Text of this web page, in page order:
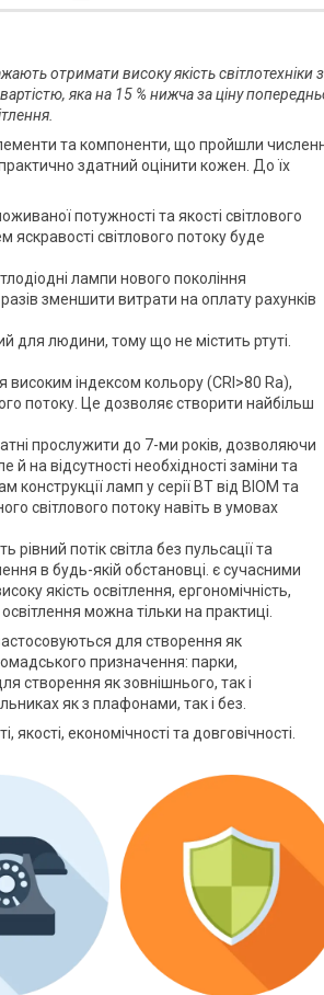
отримати високу якість світлотехніки
яка на 15 % нижча за ціну
та компоненти, що пройшли
здатний оцінити кожен. До їх
потужності та якості світлового
яскравості світлового потоку буде
лампи нового покоління
зменшити витрати на оплату рахунків
для людини, тому що не містить ртуті.
високим індексом кольору (CRI>80 Ra),
потоку. Це дозволяє створити найбільш
прослужити до 7-ми років, дозволяючи
на відсутності необхідності заміни та
ламп у серії ВТ від BIOM та
світлового потоку навіть в умовах
рівний потік світла без пульсації та
в будь-якій обстановці. є сучасними
якість освітлення, ергономічність,
можна тільки на практиці.
для створення як
призначення: парки,
створення як зовнішнього, так і
як з плафонами, так і без.
економічності та довговічності.